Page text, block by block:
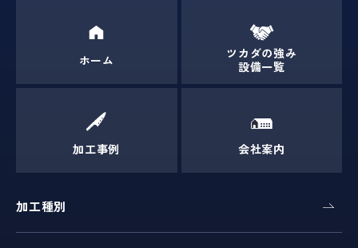
ホーム
ツカダの強み
設備一覧
加工事例 会社案内
加工種別